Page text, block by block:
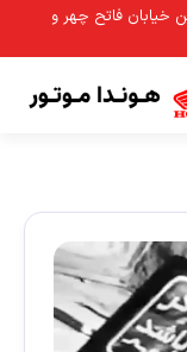
خیابان فاتح چهر و